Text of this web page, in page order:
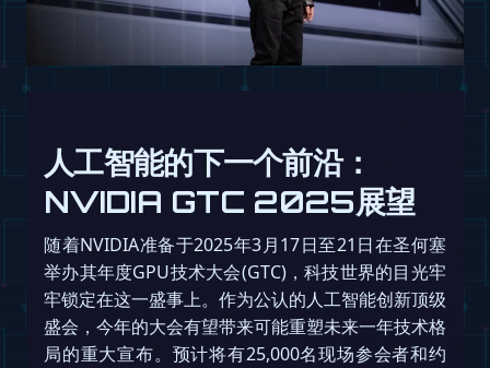
人工智能的下一个前沿：
NVIDIA GTC 2025展望
随着NVIDIA准备于2025年3月17日至21日在圣何塞
举办其年度GPU技术大会(GTC)，科技世界的目光牢
牢锁定在这一盛事上。作为公认的人工智能创新顶级
盛会，今年的大会有望带来可能重塑未来一年技术格
局的重大宣布。预计将有25,000名现场参会者和约